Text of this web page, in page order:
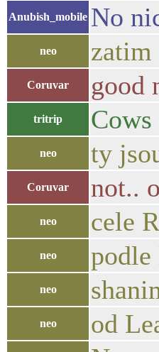
Anubish_mobile No
neo zatim
Coruvar good
tritrip Cows
neo ty
Coruvar not..
neo cele
neo podle
neo
neo od